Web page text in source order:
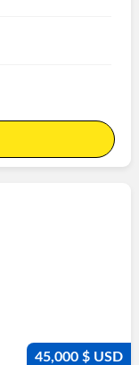
45,000 $ USD